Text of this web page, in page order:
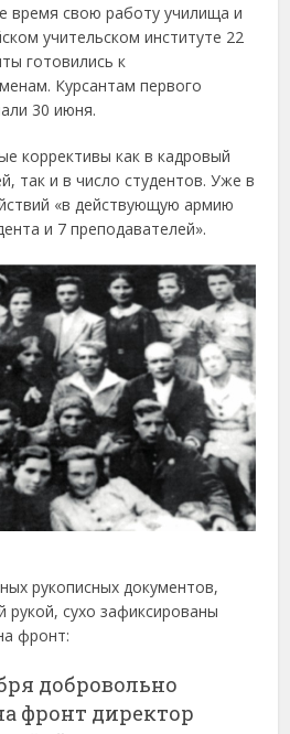
время свою работу училища и
учительском институте 22
готовились к
Курсантам первого
30 июня.
коррективы как в кадровый
так и в число студентов. Уже в
«в действующую армию
и 7 преподавателей».
рукописных документов,
рукой, сухо зафиксированы
фронт:
добровольно
фронт директор